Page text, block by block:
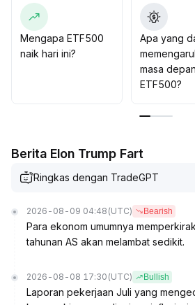
Dari sisi operasional, perlu
data makro dan indikator risiko
Untuk jangka pendek,
poin, lakukan akumulasi bertahap
namun alokasi utama tetap
penyesuaian posisi secara
Mengapa ETF500
naik hari ini?
Apa yang
masa depan
ETF500?
Berita Elon Trump Fart
Ringkas dengan TradeGPT
2026-08-09 04:48 (UTC) Bearish
Para ekonom umumnya
tahunan AS akan melambat sedikit.
2026-08-08 17:30 (UTC) Bullish
Laporan pekerjaan Juli yang